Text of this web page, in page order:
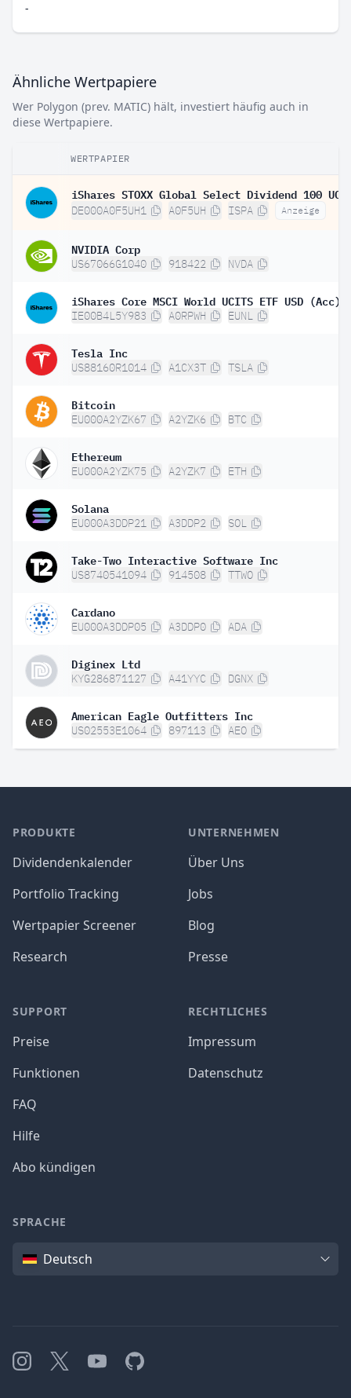
-
Ähnliche Wertpapiere
Wer Polygon (prev. MATIC) hält, investiert häufig auch in
diese Wertpapiere.
WERTPAPIER
DE000A0F5UH1 A0F5UH ISPA Anzeige
NVIDIA Corp
US67066G1040 918422 NVDA
iShares Core MSCI World UCITS ETF USD (Acc)
IE00B4L5Y983 A0RPWH EUNL
Tesla Inc
US88160R1014 A1CX3T TSLA
Bitcoin
EU000A2YZK67 A2YZK6 BTC
Ethereum
EU000A2YZK75 A2YZK7 ETH
Solana
EU000A3DDP21 A3DDP2 SOL
Take-Two Interactive Software Inc
US8740541094 914508 TTWO
Cardano
EU000A3DDP05 A3DDP0 ADA
Diginex Ltd
KYG286871127 A41YYC DGNX
American Eagle Outfitters Inc
US02553E1064 897113 AEO
PRODUKTE
Dividendenkalender
Portfolio Tracking
Wertpapier Screener
Research
SUPPORT
Preise
Funktionen
FAQ
Hilfe
Abo kündigen
UNTERNEHMEN
Über Uns
Jobs
Blog
Presse
RECHTLICHES
Impressum
Datenschutz
SPRACHE
SpracheDeutsch
Instagram
X YouTubeGitHub